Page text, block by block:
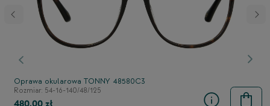
Poprzedni
Oprawa okularowa TONNY 48580C3
Rozmiar: 54-16-140/48/125
480,00 zł